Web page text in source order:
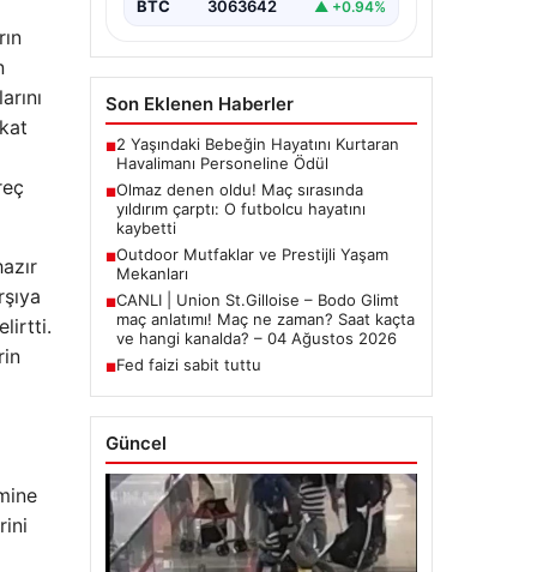
BTC 3063642 ▲ +0.94%
Son Eklenen Haberler
■2 Yaşındaki Bebeğin Hayatını Kurtaran
Havalimanı Personeline Ödül
■Olmaz denen oldu! Maç sırasında
yıldırım çarptı: O futbolcu hayatını
kaybetti
■Outdoor Mutfaklar ve Prestijli Yaşam
Mekanları
■CANLI | Union St.Gilloise – Bodo Glimt
maç anlatımı! Maç ne zaman? Saat kaçta
ve hangi kanalda? – 04 Ağustos 2026
■Fed faizi sabit tuttu
Güncel